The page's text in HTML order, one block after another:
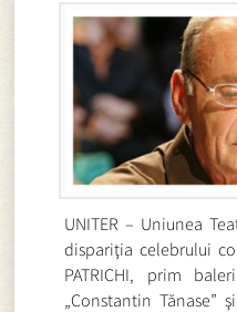
UNITER – Uniunea
dispariţia celebrului
PATRICHI, prim
„Constantin Tănase”